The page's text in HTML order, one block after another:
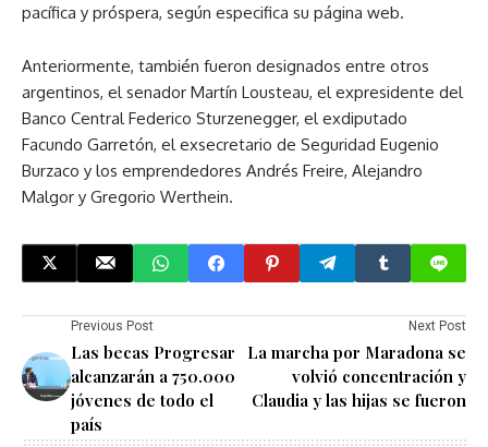
pacífica y próspera, según especifica su página web.
Anteriormente, también fueron designados entre otros
argentinos, el senador Martín Lousteau, el expresidente del
Banco Central Federico Sturzenegger, el exdiputado
Facundo Garretón, el exsecretario de Seguridad Eugenio
Burzaco y los emprendedores Andrés Freire, Alejandro
Malgor y Gregorio Werthein.
Previous Post
Las becas Progresar
alcanzarán a 750.000
jóvenes de todo el
país
Next Post
La marcha por Maradona se
volvió concentración y
Claudia y las hijas se fueron